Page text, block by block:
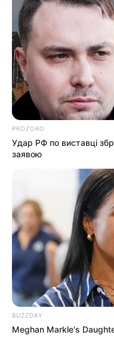
За інформацією з
після мобілізації
PROZORO
Удар РФ по виставці
заявою
BUZZDAY
Meghan Markle's